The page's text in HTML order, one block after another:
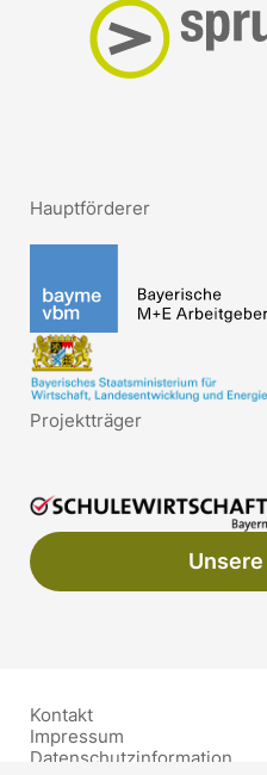
Hauptförderer
Projektträger
Kontakt
Impressum
Datenschutzinformation